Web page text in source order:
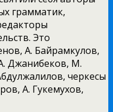
грамматик,
Это
А. Байрамкулов,
Джанибеков, М.
черкесы
А. Гукемухов,